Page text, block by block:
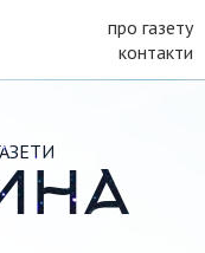
про газету
контакти